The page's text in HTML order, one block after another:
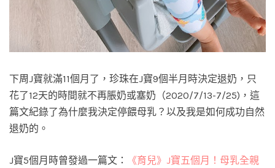
下周J寶就滿11個月了，珍珠在J寶9個半月時決定退奶，只
花了12天的時間就不再脹奶或塞奶（2020/7/13-7/25)，這
篇文紀錄了為什麼我決定停餵母乳？以及我是如何成功自然
退奶的。
J寶5個月時曾發過一篇文：
《育兒》J寶五個月！母乳全親